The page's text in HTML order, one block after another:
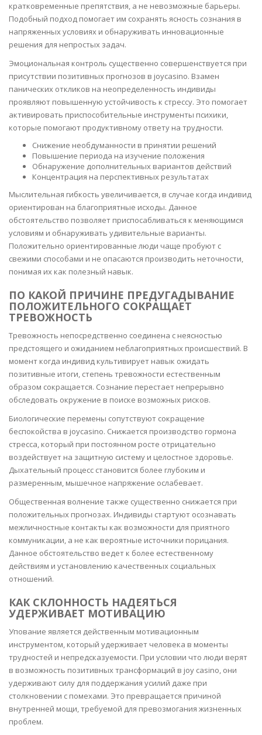
кратковременные препятствия, а не невозможные барьеры.
Подобный подход помогает им сохранять ясность сознания в
напряженных условиях и обнаруживать инновационные
решения для непростых задач.
Эмоциональная контроль существенно совершенствуется при
присутствии позитивных прогнозов в joycasino. Взамен
панических откликов на неопределенность индивиды
проявляют повышенную устойчивость к стрессу. Это помогает
активировать приспособительные инструменты психики,
которые помогают продуктивному ответу на трудности.
Снижение необдуманности в принятии решений
Повышение периода на изучение положения
Обнаружение дополнительных вариантов действий
Концентрация на перспективных результатах
Мыслительная гибкость увеличивается, в случае когда индивид
ориентирован на благоприятные исходы. Данное
обстоятельство позволяет приспосабливаться к меняющимся
условиям и обнаруживать удивительные варианты.
Положительно ориентированные люди чаще пробуют с
свежими способами и не опасаются производить неточности,
понимая их как полезный навык.
ПО КАКОЙ ПРИЧИНЕ ПРЕДУГАДЫВАНИЕ
ПОЛОЖИТЕЛЬНОГО СОКРАЩАЕТ
ТРЕВОЖНОСТЬ
Тревожность непосредственно соединена с неясностью
предстоящего и ожиданием неблагоприятных происшествий. В
момент когда индивид культивирует навык ожидать
позитивные итоги, степень тревожности естественным
образом сокращается. Сознание перестает непрерывно
обследовать окружение в поиске возможных рисков.
Биологические перемены сопутствуют сокращение
беспокойства в joycasino. Снижается производство гормона
стресса, который при постоянном росте отрицательно
воздействует на защитную систему и целостное здоровье.
Дыхательный процесс становится более глубоким и
размеренным, мышечное напряжение ослабевает.
Общественная волнение также существенно снижается при
положительных прогнозах. Индивиды стартуют осознавать
межличностные контакты как возможности для приятного
коммуникации, а не как вероятные источники порицания.
Данное обстоятельство ведет к более естественному
действиям и установлению качественных социальных
отношений.
КАК СКЛОННОСТЬ НАДЕЯТЬСЯ
УДЕРЖИВАЕТ МОТИВАЦИЮ
Упование является действенным мотивационным
инструментом, который удерживает человека в моменты
трудностей и непредсказуемости. При условии что люди верят
в возможность позитивных трансформаций в joy casino, они
удерживают силу для поддержания усилий даже при
столкновении с помехами. Это превращается причиной
внутренней мощи, требуемой для превозмогания жизненных
проблем.